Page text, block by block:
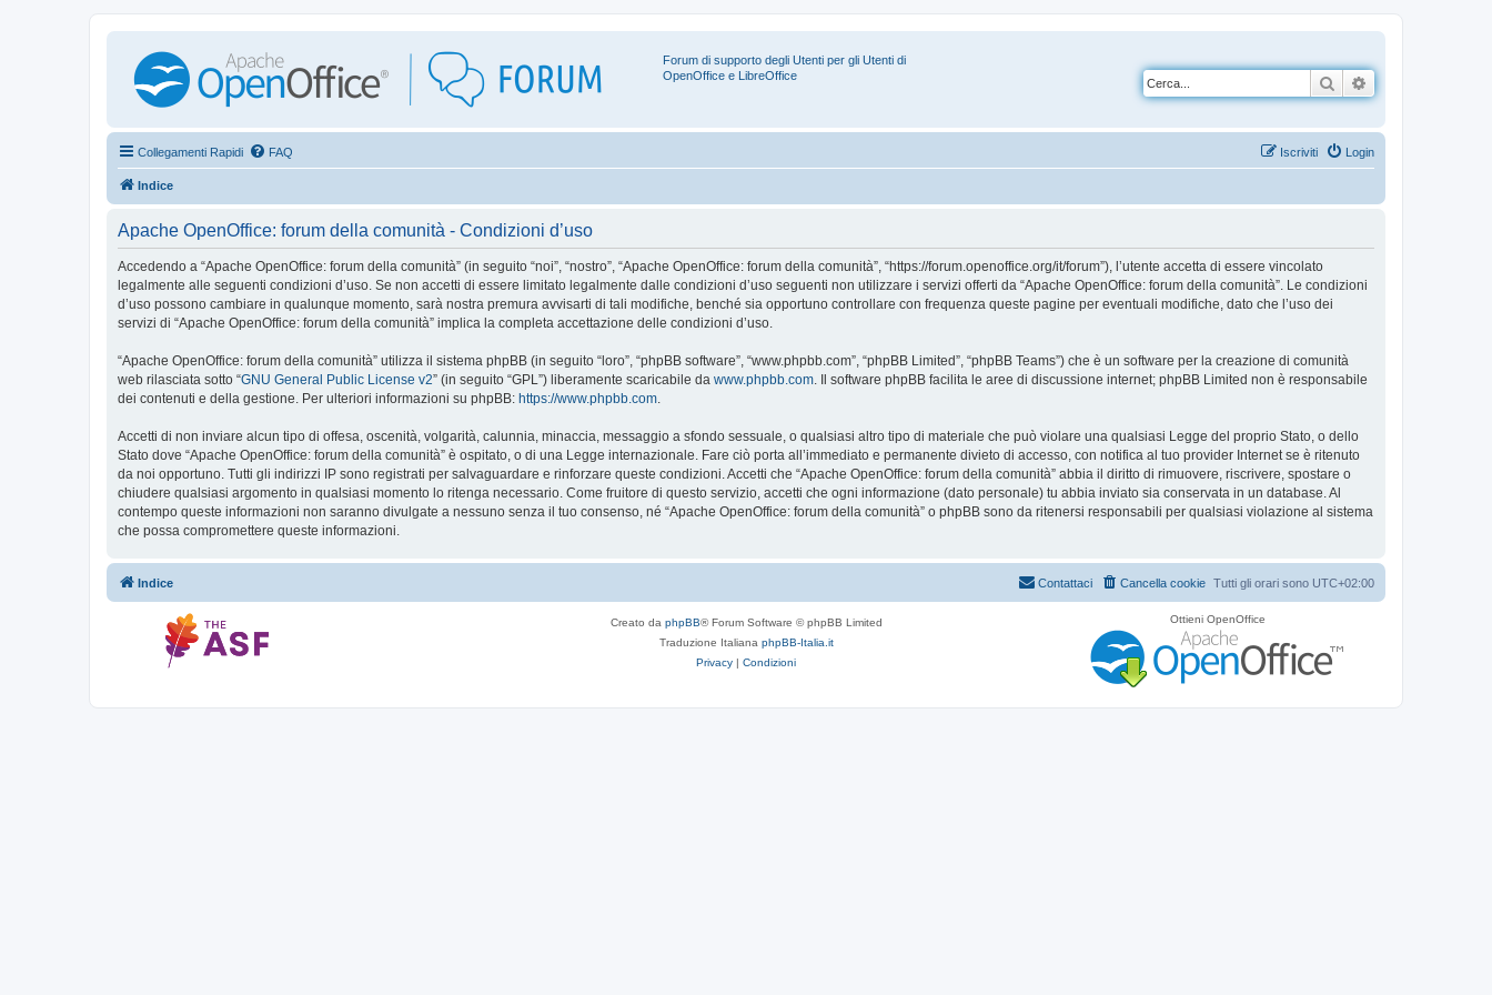
Forum di supporto degli Utenti per gli Utenti di
OpenOffice e LibreOffice
Cerca
Collegamenti Rapidi FAQ Login
Iscriviti
Indice
Apache OpenOffice: forum della comunità - Condizioni d’uso
Accedendo a “Apache OpenOffice: forum della comunità” (in seguito “noi”, “nostro”, “Apache OpenOffice: forum della comunità”, “https://forum.openoffice.org/it/forum”), l’utente accetta di essere vincolato
legalmente alle seguenti condizioni d’uso. Se non accetti di essere limitato legalmente dalle condizioni d’uso seguenti non utilizzare i servizi offerti da “Apache OpenOffice: forum della comunità”. Le condizioni
d’uso possono cambiare in qualunque momento, sarà nostra premura avvisarti di tali modifiche, benché sia opportuno controllare con frequenza queste pagine per eventuali modifiche, dato che l’uso dei
servizi di “Apache OpenOffice: forum della comunità” implica la completa accettazione delle condizioni d’uso.
“Apache OpenOffice: forum della comunità” utilizza il sistema phpBB (in seguito “loro”, “phpBB software”, “www.phpbb.com”, “phpBB Limited”, “phpBB Teams”) che è un software per la creazione di comunità
web rilasciata sotto “GNU General Public License v2” (in seguito “GPL”) liberamente scaricabile da www.phpbb.com. Il software phpBB facilita le aree di discussione internet; phpBB Limited non è responsabile
dei contenuti e della gestione. Per ulteriori informazioni su phpBB: https://www.phpbb.com.
Accetti di non inviare alcun tipo di offesa, oscenità, volgarità, calunnia, minaccia, messaggio a sfondo sessuale, o qualsiasi altro tipo di materiale che può violare una qualsiasi Legge del proprio Stato, o dello
Stato dove “Apache OpenOffice: forum della comunità” è ospitato, o di una Legge internazionale. Fare ciò porta all’immediato e permanente divieto di accesso, con notifica al tuo provider Internet se è ritenuto
da noi opportuno. Tutti gli indirizzi IP sono registrati per salvaguardare e rinforzare queste condizioni. Accetti che “Apache OpenOffice: forum della comunità” abbia il diritto di rimuovere, riscrivere, spostare o
chiudere qualsiasi argomento in qualsiasi momento lo ritenga necessario. Come fruitore di questo servizio, accetti che ogni informazione (dato personale) tu abbia inviato sia conservata in un database. Al
contempo queste informazioni non saranno divulgate a nessuno senza il tuo consenso, né “Apache OpenOffice: forum della comunità” o phpBB sono da ritenersi responsabili per qualsiasi violazione al sistema
che possa compromettere queste informazioni.
Indice Tutti gli orari sono UTC+02:00
Cancella cookie
Contattaci
Creato da phpBB® Forum Software © phpBB Limited
Traduzione Italiana phpBB-Italia.it
Privacy | Condizioni
Ottieni OpenOffice